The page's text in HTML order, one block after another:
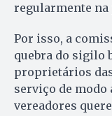
regularmente na
Por isso, a
quebra do sigilo
proprietários
serviço de modo
vereadores